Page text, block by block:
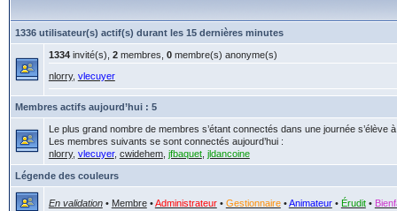
1336 utilisateur(s) actif(s) durant les 15 dernières minutes
1334invité(s), 2membres, 0membre(s) anonyme(s)
nlorry, vlecuyer
Membres actifs aujourd’hui : 5
Le plus grand nombre de membres s’étant connectés dans une journée s’élève
Les membres suivants se sont connectés aujourd’hui :
nlorry, vlecuyer, cwidehem, jfbaquet, jldancoine
Légende des couleurs
En validation• Membre•Administrateur• Gestionnaire•Animateur• Érudit•